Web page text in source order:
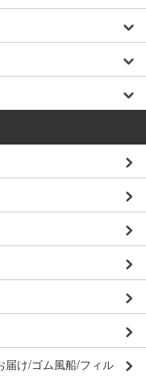
届け/ゴム風船/フィル